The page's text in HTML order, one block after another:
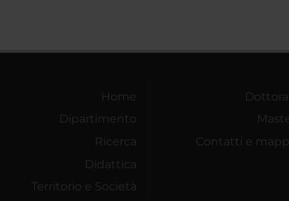
Home
Dipartimento
Ricerca
Didattica
Territorio e Società
Contatti e